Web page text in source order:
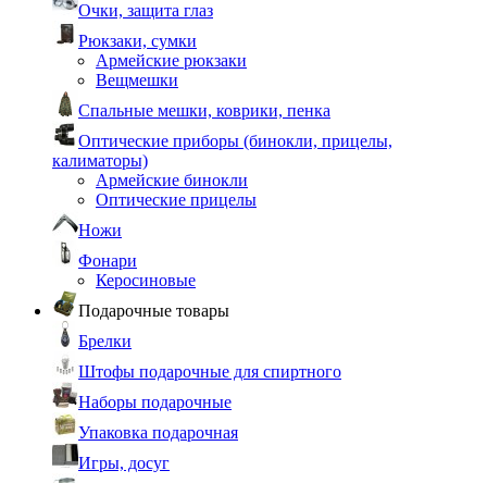
Очки, защита глаз
Рюкзаки, сумки
Армейские рюкзаки
Вещмешки
Спальные мешки, коврики, пенка
Оптические приборы (бинокли, прицелы,
калиматоры)
Армейские бинокли
Оптические прицелы
Ножи
Фонари
Керосиновые
Подарочные товары
Брелки
Штофы подарочные для спиртного
Наборы подарочные
Упаковка подарочная
Игры, досуг